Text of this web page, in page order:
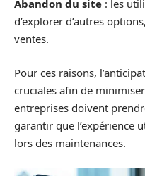
Abandon du site : les
d’explorer d’autres
ventes.
Pour ces raisons,
cruciales afin de
entreprises doivent
garantir que l’expérience
lors des maintenances.